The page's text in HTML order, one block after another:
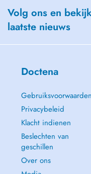
Volg ons en
laatste nieuws
Doctena
Gebruiksvoorwaarden
Privacybeleid
Klacht indienen
Beslechten van
geschillen
Over ons